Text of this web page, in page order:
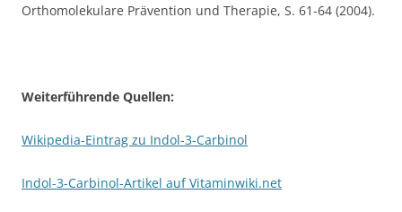
Orthomolekulare Prävention und Therapie, S. 61-64 (2004).
Weiterführende Quellen:
Wikipedia-Eintrag zu Indol-3-Carbinol
Indol-3-Carbinol-Artikel auf Vitaminwiki.net